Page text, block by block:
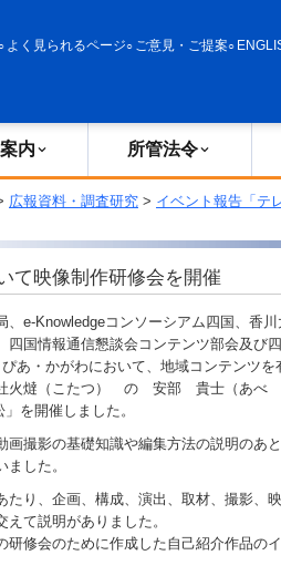
よく見られるページ ご意見・ご提案
内 所管法令
広報資料・調査研究 > イベント報告「テ
て映像制作研修会を開催
e-Knowledgeコンソーシアム四国、香
四国情報通信懇談会コンテンツ部会及び
あ・かがわにおいて、地域コンテンツ
火燵（こたつ） の 安部 貴士（あべ
を開催しました。
撮影の基礎知識や編集方法の説明のあ
した。
り、企画、構成、演出、取材、撮影、
て説明がありました。
修会のために作成した自己紹介作品の